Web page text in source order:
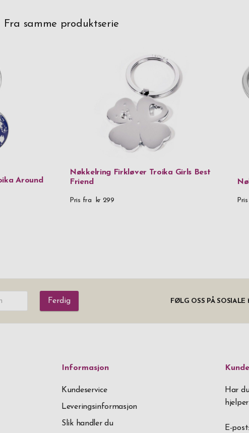
Fra samme produktserie
Around
Nøkkelring Firkløver Troika Girls Best
Friend
Pris fra kr 299
Ferdig FØLG OSS PÅ SOSIALE
Informasjon
Kundeservice
Leveringsinformasjon
Slik handler du
Har
E-post: